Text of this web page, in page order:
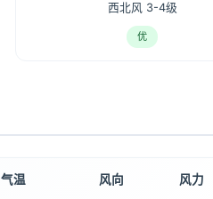
西北风 3-4级
优
气温 风向 风力